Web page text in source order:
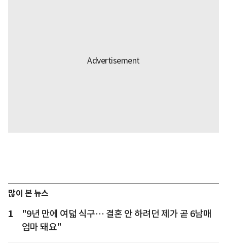
많이 본 뉴스
1
"9년 만에 여덟 식구… 결혼 안 하려던 제가 곧 6남매
엄마 돼요"